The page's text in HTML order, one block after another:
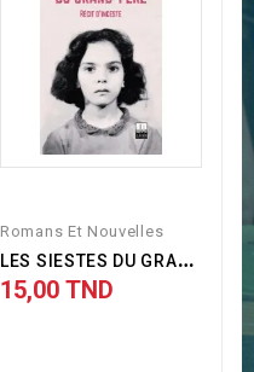
Romans Et Nouvelles
L
ES SIESTES DU GRAND-PÈRE
15,00 TND